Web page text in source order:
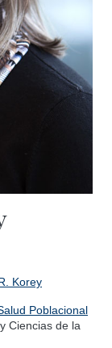
Korey
Poblacional
Ciencias de la